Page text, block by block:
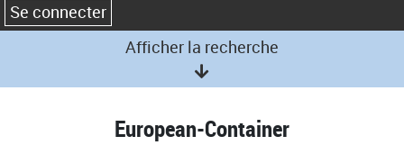
Afficher la recherche
European-Container